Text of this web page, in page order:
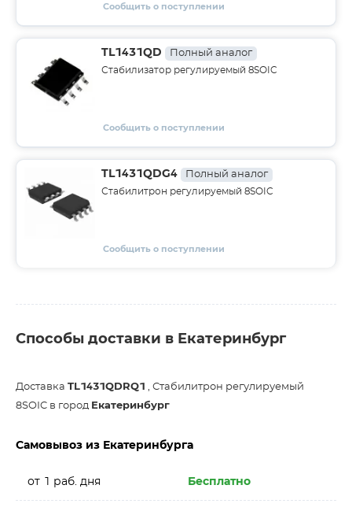
Сообщить о поступлении
TL1431QD Полный аналог
Стабилизатор регулируемый 8SOIC
Сообщить о поступлении
TL1431QDG4 Полный аналог
Стабилитрон регулируемый 8SOIC
Сообщить о поступлении
Способы доставки в Екатеринбург
Доставка TL1431QDRQ1 , Стабилитрон регулируемый
8SOIC в город Екатеринбург
Самовывоз из Екатеринбурга
от 1 раб. дня Бесплатно